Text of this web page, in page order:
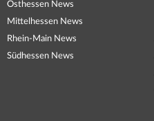
Osthessen News
Mittelhessen News
Rhein-Main News
Südhessen News